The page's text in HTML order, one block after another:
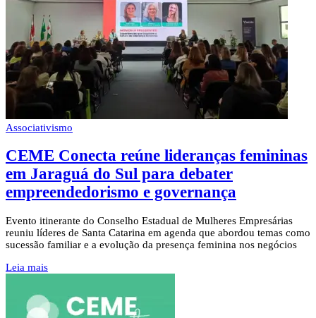
Associativismo
CEME Conecta reúne lideranças femininas
em Jaraguá do Sul para debater
empreendedorismo e governança
Evento itinerante do Conselho Estadual de Mulheres Empresárias
reuniu líderes de Santa Catarina em agenda que abordou temas como
sucessão familiar e a evolução da presença feminina nos negócios
Leia mais